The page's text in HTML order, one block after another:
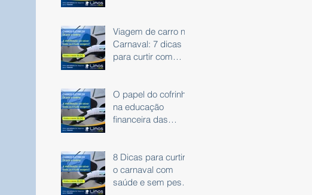
Viagem de carro no
Carnaval: 7 dicas
para curtir com
O papel do cofrinho
na educação
financeira das
8 Dicas para curtir
o carnaval com
saúde e sem peso